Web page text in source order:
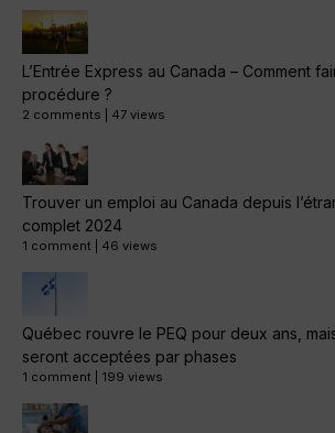
L’Entrée Express au Canada – Comment
procédure ?
2 comments 47 views
Trouver un emploi au Canada depuis
complet 2024
1 comment 46 views
Québec rouvre le PEQ pour deux ans,
seront acceptées par phases
1 comment 199 views